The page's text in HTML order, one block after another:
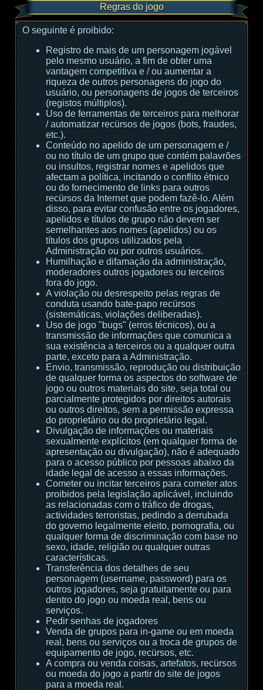
Regras do jogo
O seguinte é proibido:
Registro de mais de um personagem jogável
pelo mesmo usuário, a fim de obter uma
vantagem competitiva e / ou aumentar a
riqueza de outros personagens do jogo do
usuário, ou personagens de jogos de terceiros
(registos múltiplos).
Uso de ferramentas de terceiros para melhorar
/ automatizar recürsos de jogos (bots, fraudes,
etc.).
Conteúdo no apelido de um personagem e /
ou no título de um grupo que contém palavrões
ou insultos, registrar nomes e apelidos que
afectam a política, incitando o conflito étnico
ou do fornecimento de links para outros
recürsos da Internet que podem fazê-lo. Além
disso, para evitar confusão entre os jogadores,
apelidos e títulos de grupo não devem ser
semelhantes aos nomes (apelidos) ou os
títulos dos grupos utilizados pela
Administração ou por outros usuários.
Humilhação e difamação da administração,
moderadores outros jogadores ou terceiros
fora do jogo.
A violação ou desrespeito pelas regras de
conduta usando bate-papo recürsos
(sistemáticas, violações deliberadas).
Uso de jogo "bugs" (erros técnicos), ou a
transmissão de informações que comunica a
sua existência a terceiros ou a qualquer outra
parte, exceto para a Administração.
Envio, transmissão, reprodução ou distribuição
de qualquer forma os aspectos do software de
jogo ou outros materiais do site, seja total ou
parcialmente protegidos por direitos autorais
ou outros direitos, sem a permissão expressa
do proprietário ou do proprietário legal.
Divulgação de informações ou materiais
sexualmente explícitos (em qualquer forma de
apresentação ou divulgação), não é adequado
para o acesso público por pessoas abaixo da
idade legal de acesso a essas informações.
Cometer ou incitar terceiros para cometer atos
proibidos pela legislação aplicável, incluindo
as relacionadas com o tráfico de drogas,
actividades terroristas, pedindo a derrubada
do governo legalmente eleito, pornografia, ou
qualquer forma de discriminação com base no
sexo, idade, religião ou qualquer outras
características.
Transferência dos detalhes de seu
personagem (username, password) para os
outros jogadores, seja gratuitamente ou para
dentro do jogo ou moeda real, bens ou
serviços.
Pedir senhas de jogadores
Venda de grupos para in-game ou em moeda
real, bens ou serviços ou a troca de grupos de
equipamento de jogo, recürsos, etc.
A compra ou venda coisas, artefatos, recürsos
ou moeda do jogo a partir do site de jogos
para a moeda real.